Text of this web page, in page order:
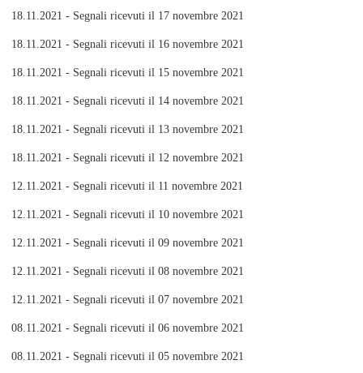
18.11.2021 - Segnali ricevuti il 17 novembre 2021
18.11.2021 - Segnali ricevuti il 16 novembre 2021
18.11.2021 - Segnali ricevuti il 15 novembre 2021
18.11.2021 - Segnali ricevuti il 14 novembre 2021
18.11.2021 - Segnali ricevuti il 13 novembre 2021
18.11.2021 - Segnali ricevuti il 12 novembre 2021
12.11.2021 - Segnali ricevuti il 11 novembre 2021
12.11.2021 - Segnali ricevuti il 10 novembre 2021
12.11.2021 - Segnali ricevuti il 09 novembre 2021
12.11.2021 - Segnali ricevuti il 08 novembre 2021
12.11.2021 - Segnali ricevuti il 07 novembre 2021
08.11.2021 - Segnali ricevuti il 06 novembre 2021
08.11.2021 - Segnali ricevuti il 05 novembre 2021